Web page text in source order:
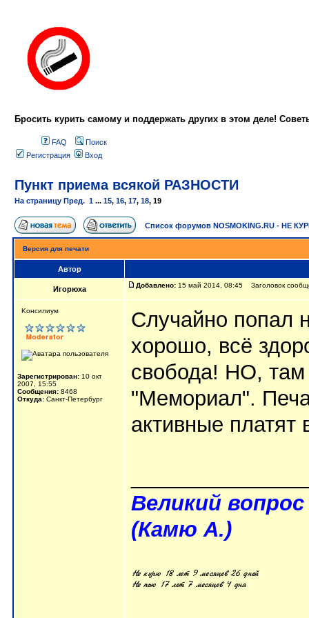
Бросить курить самому и поддержать других в этом деле!
FAQ
Поиск
Регистрация
Вход
Пункт приема всякой РАЗНОСТИ
На страницу Пред. 1 ... 15, 16, 17, 18, 19
Список форумов NOSMOKING.RU - НЕ
Версия для печати
Автор
Игорюха Добавлено: 15 май 2014, 08:45 Заголовок
Kонсилиум
Зарегистрирован: 10 окт
2007, 15:55
Сообщения: 8468
Откуда: Санкт-Петербург
Случайно попал
хорошо, всё
свобода! НО,
"Мемориал".
активные
Великий
(Камю А.)